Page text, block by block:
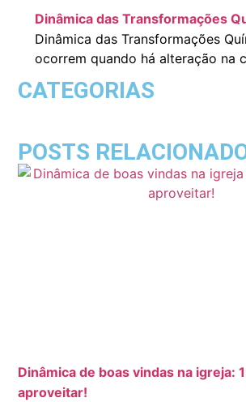
Dinâmica das Transformações
Dinâmica das Transformações
ocorrem quando há alteração na
CATEGORIAS
POSTS
Dinâmica de boas vindas na igreja:
aproveitar!